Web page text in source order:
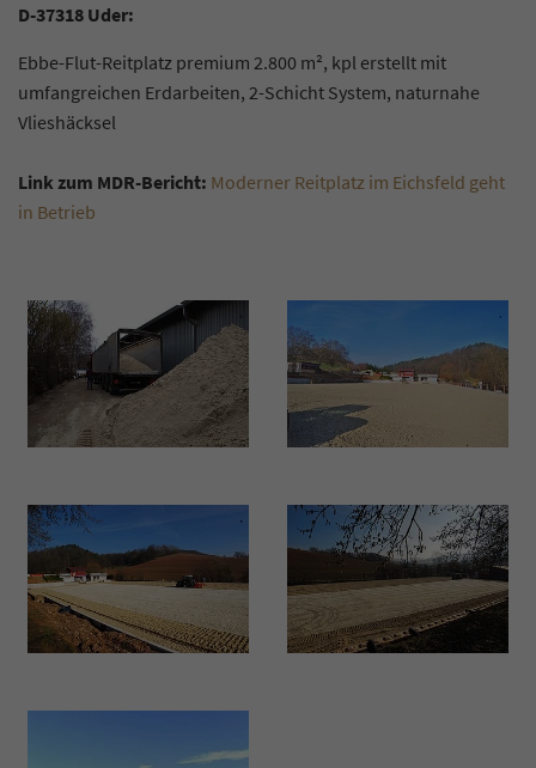
D-37318 Uder:
Ebbe-Flut-Reitplatz premium 2.800 m², kpl erstellt mit
umfangreichen Erdarbeiten, 2-Schicht System, naturnahe
Vlieshäcksel
Link zum MDR-Bericht: Moderner Reitplatz im Eichsfeld geht
in Betrieb